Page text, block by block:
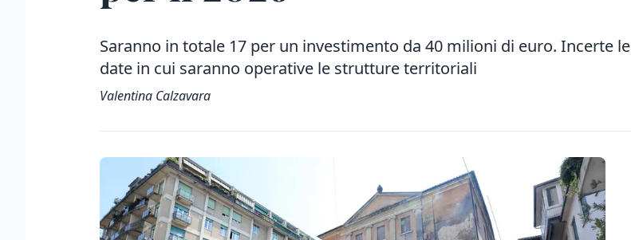
Saranno in totale 17 per un investimento da 40 milioni di euro. Incerte le
date in cui saranno operative le strutture territoriali
Valentina Calzavara